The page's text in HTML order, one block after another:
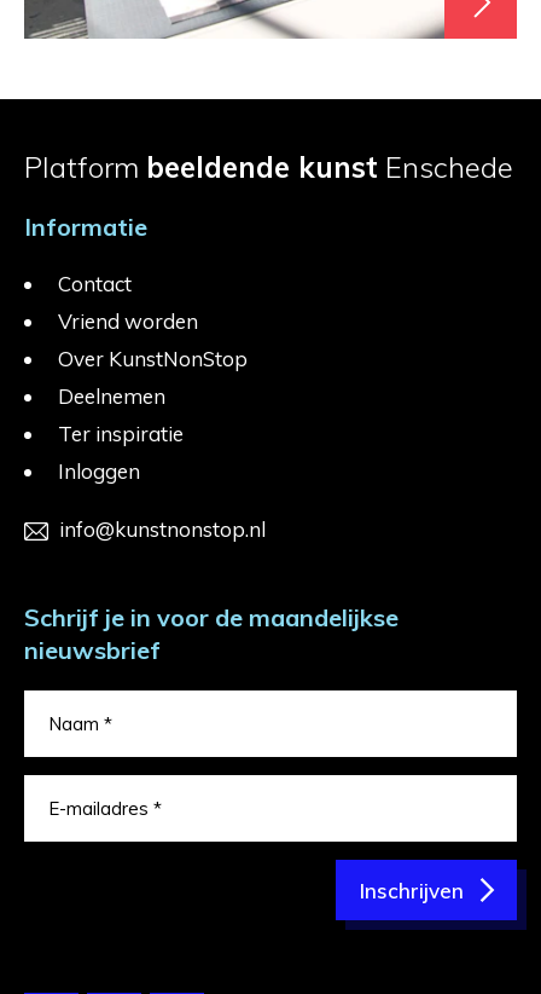
Platform beeldende kunst Enschede
Informatie
Contact
Vriend worden
Over KunstNonStop
Deelnemen
Ter inspiratie
Inloggen
info@kunstnonstop.nl
Schrijf je in voor de maandelijkse
nieuwsbrief
Inschrijven